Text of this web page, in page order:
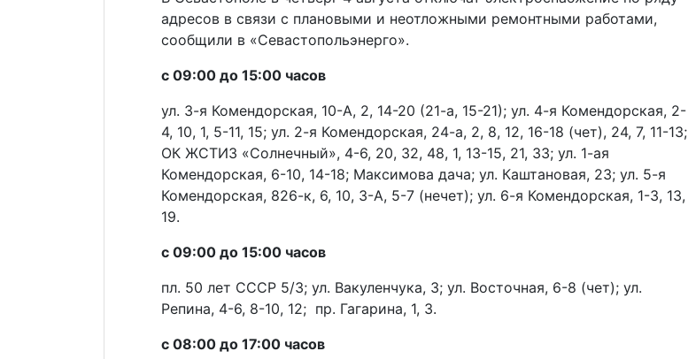
адресов в связи с плановыми и неотложными ремонтными работами,
сообщили в «Севастопольэнерго».
с 09:00 до 15:00 часов
ул. 3-я Комендорская, 10-А, 2, 14-20 (21-а, 15-21); ул. 4-я Комендорская, 2-
4, 10, 1, 5-11, 15; ул. 2-я Комендорская, 24-а, 2, 8, 12, 16-18 (чет), 24, 7, 11-13;
ОК ЖСТИЗ «Солнечный», 4-6, 20, 32, 48, 1, 13-15, 21, 33; ул. 1-ая
Комендорская, 6-10, 14-18; Максимова дача; ул. Каштановая, 23; ул. 5-я
Комендорская, 826-к, 6, 10, 3-А, 5-7 (нечет); ул. 6-я Комендорская, 1-3, 13,
19.
с 09:00 до 15:00 часов
пл. 50 лет СССР 5/3; ул. Вакуленчука, 3; ул. Восточная, 6-8 (чет); ул.
Репина, 4-6, 8-10, 12; пр. Гагарина, 1, 3.
с 08:00 до 17:00 часов